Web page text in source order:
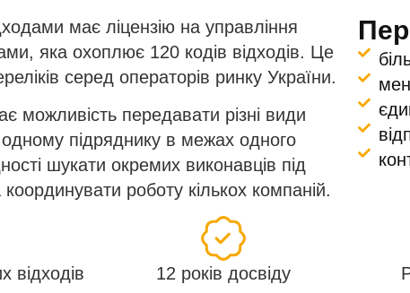
має ліцензію на управління
яка охоплює 120 кодів відходів. Це
серед операторів ринку України.
можливість передавати різні види
одному підряднику в межах одного
шукати окремих виконавців під
роботу кількох компаній.
відходів 12 років досвіду